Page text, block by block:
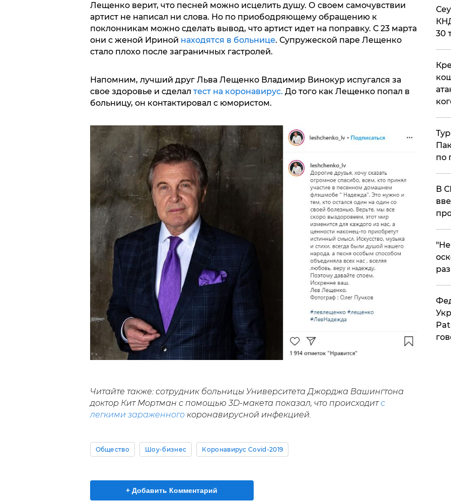
Лещенко верит, что песней можно исцелить душу. О своем самочувствии
артист не написал ни слова. Но по приободряющему обращению к
поклонникам можно сделать вывод, что артист идет на поправку. С 23 марта
они с женой Ириной находятся в больнице. Супружеской паре Лещенко
стало плохо после заграничных гастролей.
Напомним, лучший друг Льва Лещенко Владимир Винокур испугался за
свое здоровье и сделал тест на коронавирус. До того как Лещенко попал в
больницу, он контактировал с юмористом.
Читайте также: сотрудник больницы Университета Джорджа Вашингтона
доктор Кит Мортман с помощью 3D-макета показал, что происходитс
легкими зараженногокоронавирусной инфекцией.
Общество Шоу-бизнес Коронавирус Covid-2019
+ Добавить Комментарий
30
по
В